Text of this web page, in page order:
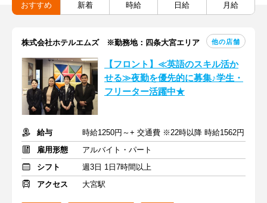
おすすめ 新着 時給 日給 月給
株式会社ホテルエムズ ※勤務地：四条大宮エリア 他の店舗
【フロント】≪英語のスキル活か
せる≫夜勤を優先的に募集♪学生・
フリーター活躍中★
給与
時給1250円～+ 交通費 ※22時以降 時給1562円
雇用形態
アルバイト・パート
シフト
週3日 1日7時間以上
アクセス
大宮駅